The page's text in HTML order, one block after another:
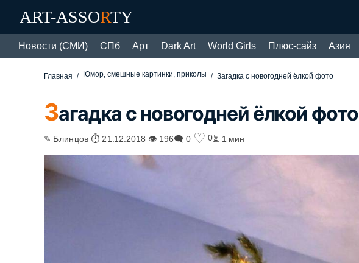
ART-ASSORTY
Новости (СМИ) СПб Арт Dark Art World Girls Плюс-сайз Азия
Главная Юмор, смешные картинки, приколы Загадка с новогодней ёлкой фото
Загадка с новогодней ёлкой фото
✎ Блинцов ⏱ 21.12.2018 👁 196🗨 0 ♡ 0⏳ 1 мин